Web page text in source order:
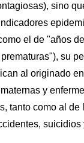
sino
el de "años
su
al originado
y
tanto como al de
suicidios